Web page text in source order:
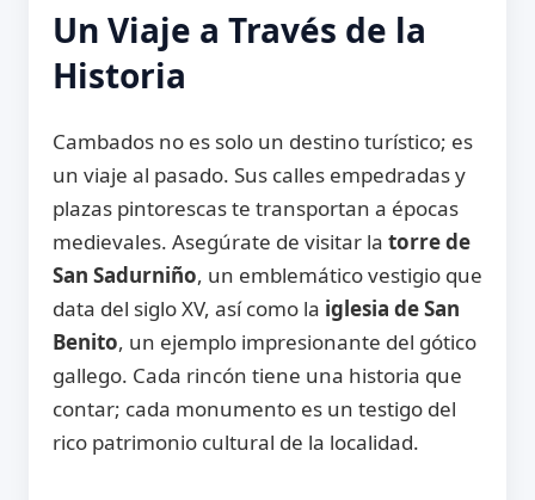
Un Viaje a Través de la
Historia
Cambados no es solo un destino turístico; es
un viaje al pasado. Sus calles empedradas y
plazas pintorescas te transportan a épocas
medievales. Asegúrate de visitar la torre de
San Sadurniño, un emblemático vestigio que
data del siglo XV, así como la iglesia de San
Benito, un ejemplo impresionante del gótico
gallego. Cada rincón tiene una historia que
contar; cada monumento es un testigo del
rico patrimonio cultural de la localidad.